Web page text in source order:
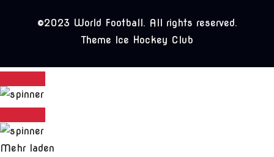
©2023 World Football. All rights reserved.
Theme Ice Hockey Club
Mehr laden